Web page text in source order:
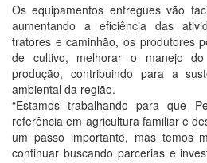
Os equipamentos entregues vão
aumentando a eficiência das
tratores e caminhão, os produtores
de cultivo, melhorar o manejo
produção, contribuindo para a
ambiental da região.
“Estamos trabalhando para que
referência em agricultura familiar e
um passo importante, mas temos
continuar buscando parcerias e